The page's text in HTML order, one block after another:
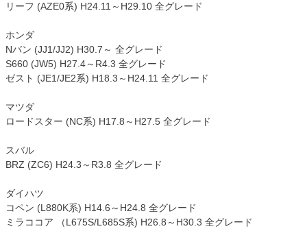
リーフ (AZE0系) H24.11～H29.10 全グレード
ホンダ
Nバン (JJ1/JJ2) H30.7～ 全グレード
S660 (JW5) H27.4～R4.3 全グレード
ゼスト (JE1/JE2系) H18.3～H24.11 全グレード
マツダ
ロードスター (NC系) H17.8～H27.5 全グレード
スバル
BRZ (ZC6) H24.3～R3.8 全グレード
ダイハツ
コペン (L880K系) H14.6～H24.8 全グレード
ミラココア （L675S/L685S系) H26.8～H30.3 全グレード